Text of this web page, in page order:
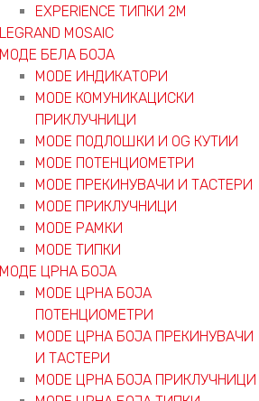
EXPERIENCE ТИПКИ 2М
LEGRAND MOSAIC
МОДЕ БЕЛА БОЈА
MODE ИНДИКАТОРИ
MODE КОМУНИКАЦИСКИ
ПРИКЛУЧНИЦИ
MODE ПОДЛОШКИ И OG КУТИИ
MODE ПОТЕНЦИОМЕТРИ
MODE ПРEКИНУВАЧИ И ТАСТЕРИ
MODE ПРИКЛУЧНИЦИ
MODE РАМКИ
MODE ТИПКИ
МОДЕ ЦРНА БОЈА
MODE ЦРНА БОЈА
ПОТЕНЦИОМЕТРИ
MODE ЦРНА БОЈА ПРЕКИНУВАЧИ
И ТАСТЕРИ
MODE ЦРНА БОЈА ПРИКЛУЧНИЦИ